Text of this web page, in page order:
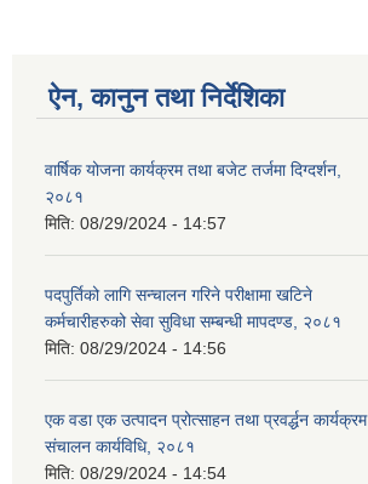
ऐन, कानुन तथा निर्देशिका
वार्षिक योजना कार्यक्रम तथा बजेट तर्जमा दिग्दर्शन,
२०८१
मिति: 08/29/2024 - 14:57
पदपुर्तिको लागि सन्चालन गरिने परीक्षामा खटिने
कर्मचारीहरुको सेवा सुविधा सम्बन्धी मापदण्ड, २०८१
मिति: 08/29/2024 - 14:56
एक वडा एक उत्पादन प्रोत्साहन तथा प्रवर्द्धन कार्यक्रम
संचालन कार्यविधि, २०८१
मिति: 08/29/2024 - 14:54